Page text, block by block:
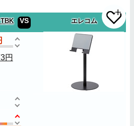
VS エレコム
円